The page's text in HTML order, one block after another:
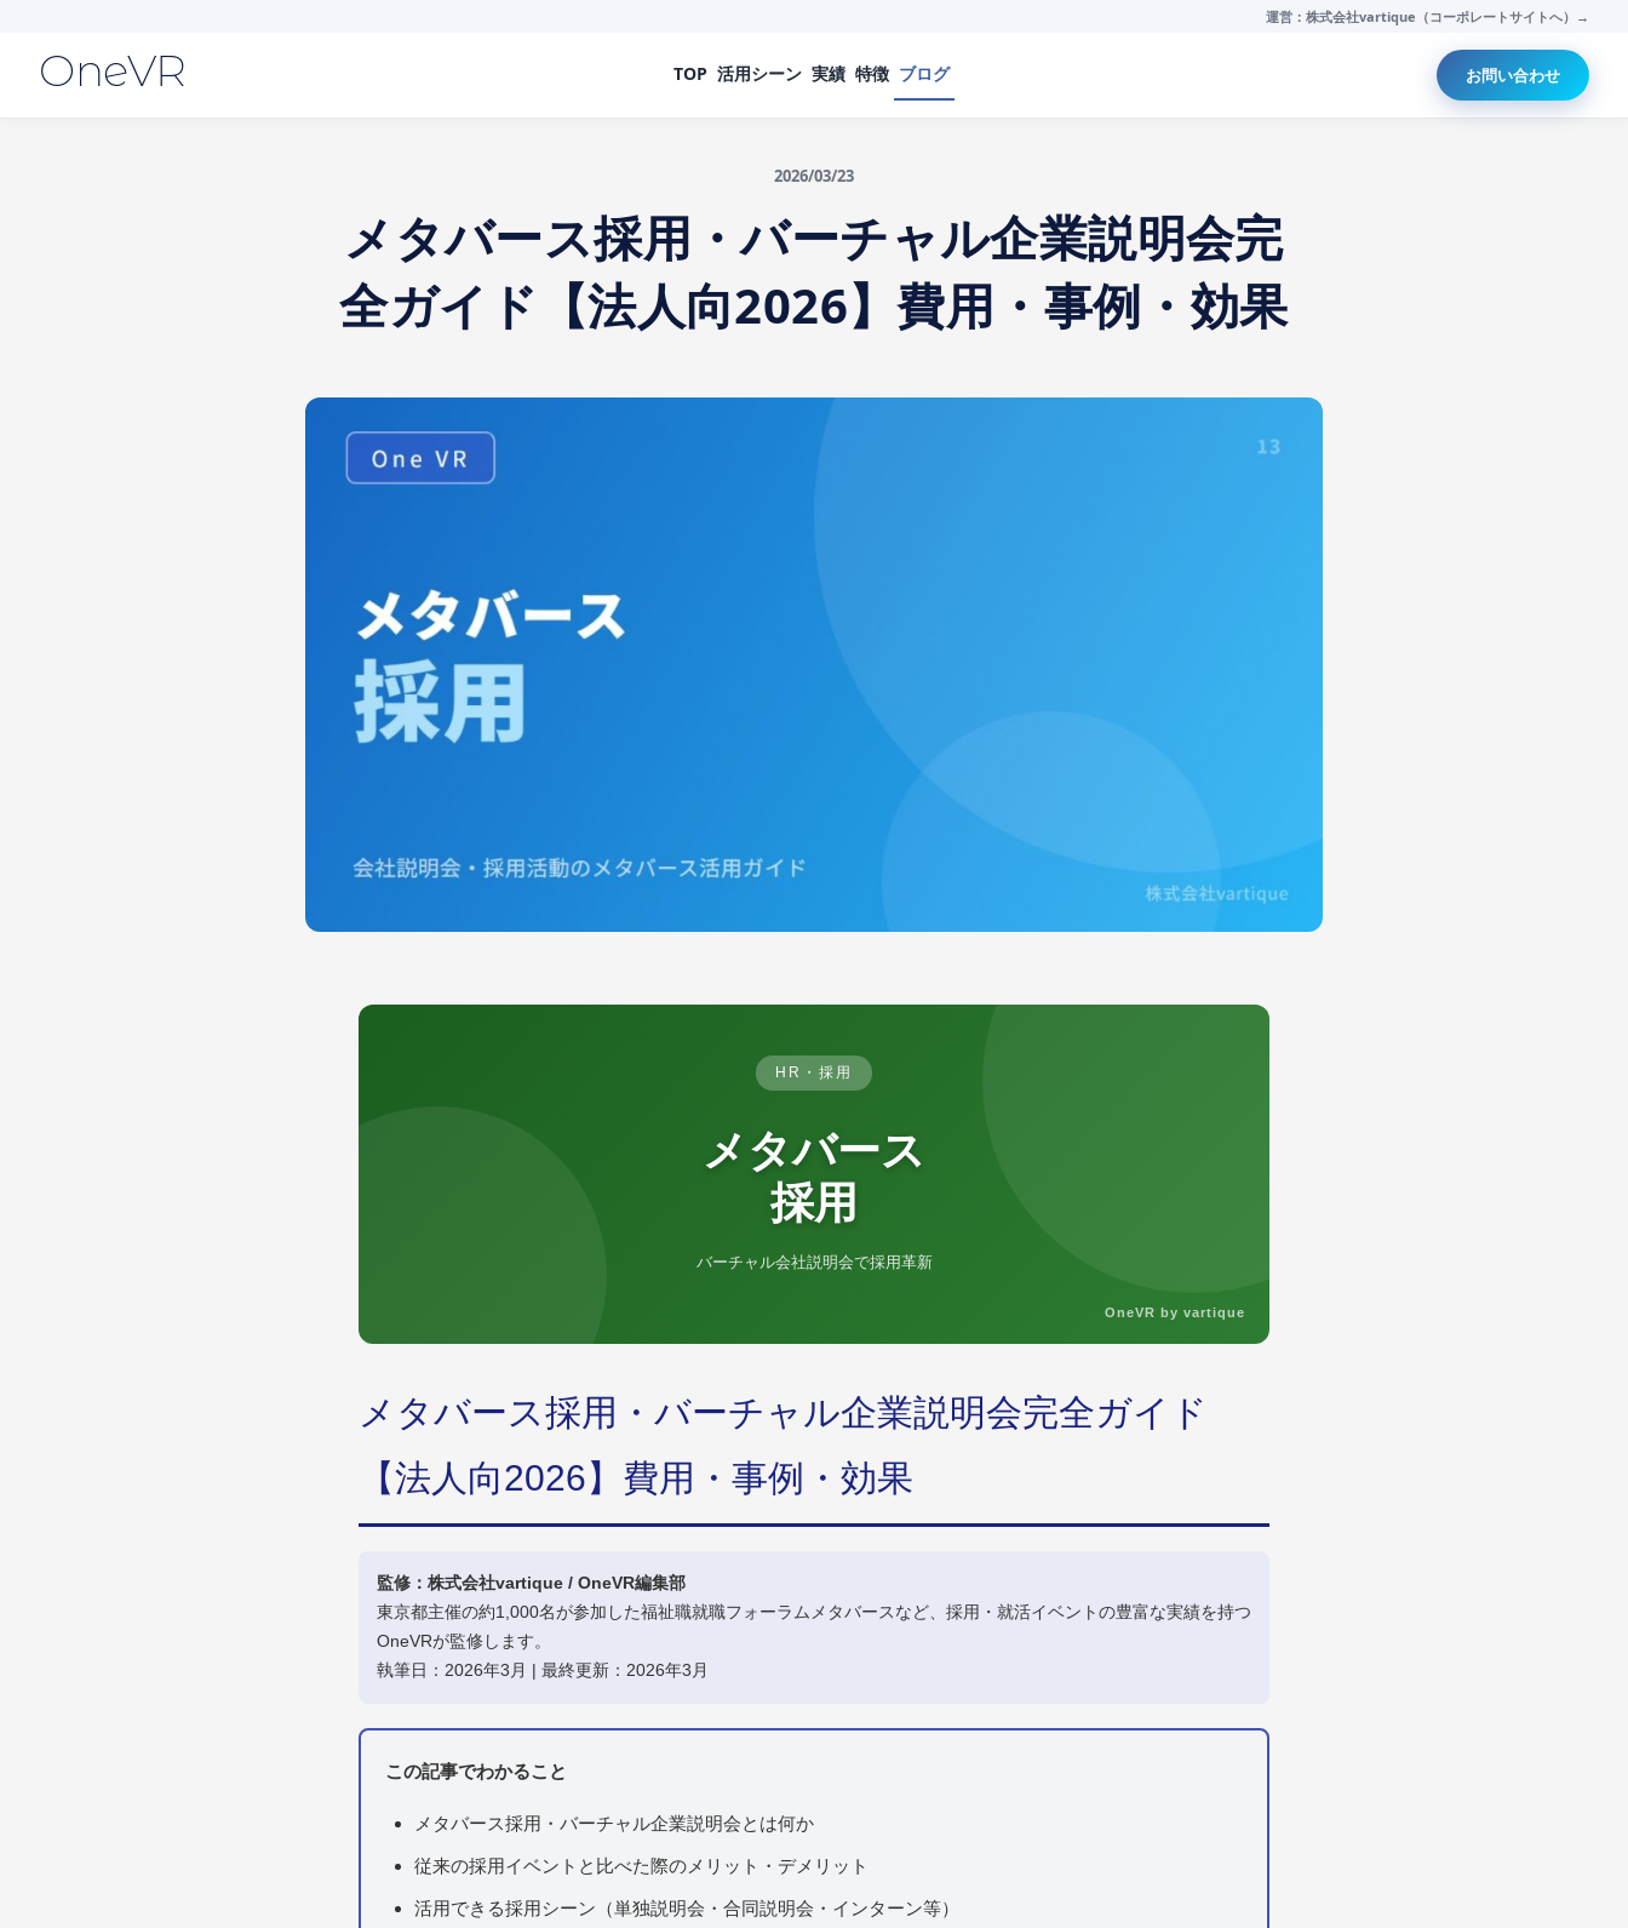
運営：株式会社vartique（コーポレートサイトへ）→
OneVR TOP 活用シーン 実績 特徴 ブログ お問い合わせ
2026/03/23
メタバース採用・バーチャル企業説明会完
全ガイド【法人向2026】費用・事例・効果
HR・採用
メタバース
採用
バーチャル会社説明会で採用革新
OneVR by vartique
メタバース採用・バーチャル企業説明会完全ガイド
【法人向2026】費用・事例・効果
監修：株式会社vartique / OneVR編集部
東京都主催の約1,000名が参加した福祉職就職フォーラムメタバースなど、採用・就活イベントの豊富な実績を持つ
OneVRが監修します。
執筆日：2026年3月 | 最終更新：2026年3月
この記事でわかること
メタバース採用・バーチャル企業説明会とは何か
従来の採用イベントと比べた際のメリット・デメリット
活用できる採用シーン（単独説明会・合同説明会・インターン等）